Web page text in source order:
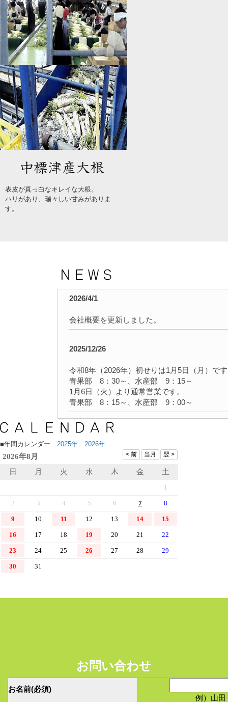
マルチリーフレタスは、中標津で水耕
栽培を行い、無農薬に近い野菜として
知られています。
採れ立て新鮮！シャキシャキ！パリ
ッ！な食感を味わう事が出来ます。
表皮が真っ白なキレイな大根。
ハリがあり、瑞々しい甘みがありま
す。
2026/4/1
会社概要を更新しました。
2025/12/26
令和8年（2026年）初せりは1月5日（月）で
青果部 8：30～、水産部 9：15～
1月6日（火）より通常営業です。
青果部 8：15～、水産部 9：00～
2025/12/26
令和8年（2026年） 中標津町地方卸売市場
こちら
2024/12/16
青果部 8：30～、水産部 9：15～
2023/12/12
令和6年（2024年）初せりは1月5日（金）で
■年間カレンダー 2025年 2026年
お問い合わせ
お名前(必須)
例）山